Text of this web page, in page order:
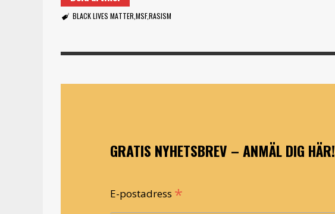
BLACK LIVES MATTER MSFRASISM
GRATIS NYHETSBREV – ANMÄL DIG HÄR!
E-postadress *